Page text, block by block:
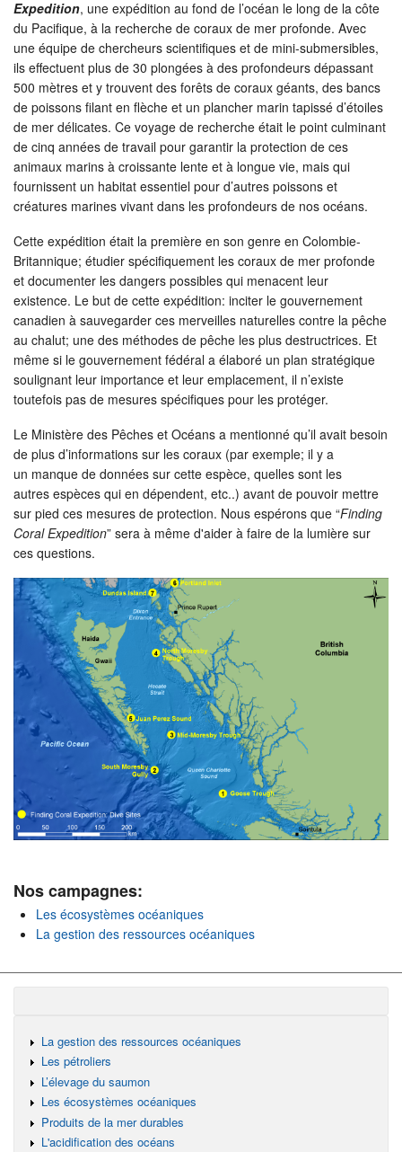
Expedition, une expédition au fond de l’océan le long de la côte
du Pacifique, à la recherche de coraux de mer profonde. Avec
une équipe de chercheurs scientifiques et de mini-submersibles,
ils effectuent plus de 30 plongées à des profondeurs dépassant
500 mètres et y trouvent des forêts de coraux géants, des bancs
de poissons filant en flèche et un plancher marin tapissé d’étoiles
de mer délicates. Ce voyage de recherche était le point culminant
de cinq années de travail pour garantir la protection de ces
animaux marins à croissante lente et à longue vie, mais qui
fournissent un habitat essentiel pour d’autres poissons et
créatures marines vivant dans les profondeurs de nos océans.
Cette expédition était la première en son genre en Colombie-
Britannique; étudier spécifiquement les coraux de mer profonde
et documenter les dangers possibles qui menacent leur
existence. Le but de cette expédition: inciter le gouvernement
canadien à sauvegarder ces merveilles naturelles contre la pêche
au chalut; une des méthodes de pêche les plus destructrices. Et
même si le gouvernement fédéral a élaboré un plan stratégique
soulignant leur importance et leur emplacement, il n’existe
toutefois pas de mesures spécifiques pour les protéger.
Le Ministère des Pêches et Océans a mentionné qu’il avait besoin
de plus d’informations sur les coraux (par exemple; il y a
un manque de données sur cette espèce, quelles sont les
autres espèces qui en dépendent, etc..) avant de pouvoir mettre
sur pied ces mesures de protection. Nous espérons que “Finding
Coral Expedition” sera à même d'aider à faire de la lumière sur
ces questions.
Nos campagnes:
Les écosystèmes océaniques
La gestion des ressources océaniques
La gestion des ressources océaniques
Les pétroliers
L’élevage du saumon
Les écosystèmes océaniques
Produits de la mer durables
L'acidification des océans